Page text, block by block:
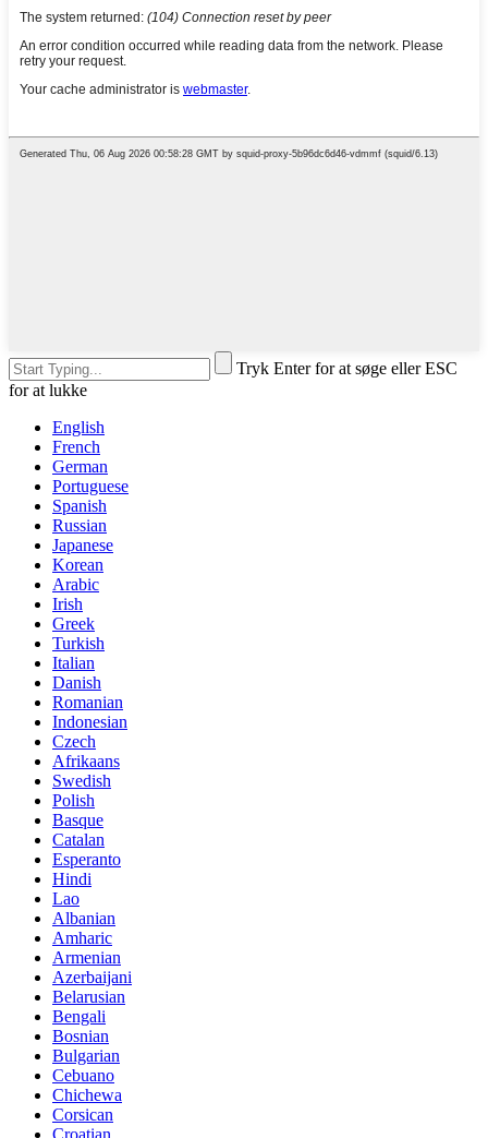
Tryk Enter for at søge eller ESC
for at lukke
English
French
German
Portuguese
Spanish
Russian
Japanese
Korean
Arabic
Irish
Greek
Turkish
Italian
Danish
Romanian
Indonesian
Czech
Afrikaans
Swedish
Polish
Basque
Catalan
Esperanto
Hindi
Lao
Albanian
Amharic
Armenian
Azerbaijani
Belarusian
Bengali
Bosnian
Bulgarian
Cebuano
Chichewa
Corsican